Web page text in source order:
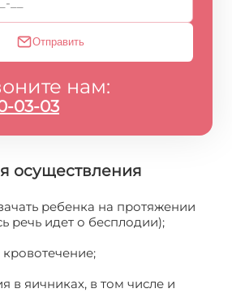
Отправить
нам:
03-03
осуществления
ребенка на протяжении
речь идет о бесплодии);
в яичниках, в том числе и